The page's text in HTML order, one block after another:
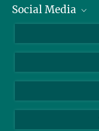
Zahlen und Fakten
Bluesky
TikTok
Social Media
Instagram
YouTube